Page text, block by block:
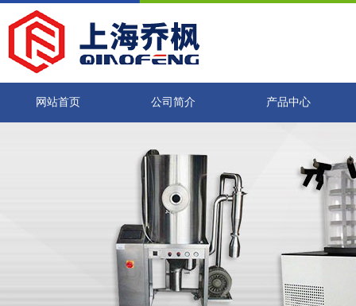
网站首页 公司简介 产品中心